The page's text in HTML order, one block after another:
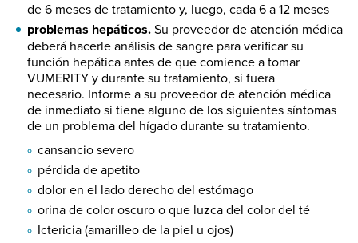
de 6 meses de tratamiento y, luego, cada 6 a 12 meses
problemas hepáticos.Su proveedor de atención médica
deberá hacerle análisis de sangre para verificar su
función hepática antes de que comience a tomar
VUMERITY y durante su tratamiento, si fuera
necesario. Informe a su proveedor de atención médica
de inmediato si tiene alguno de los siguientes síntomas
de un problema del hígado durante su tratamiento.
cansancio severo
pérdida de apetito
dolor en el lado derecho del estómago
orina de color oscuro o que luzca del color del té
Ictericia (amarilleo de la piel u ojos)